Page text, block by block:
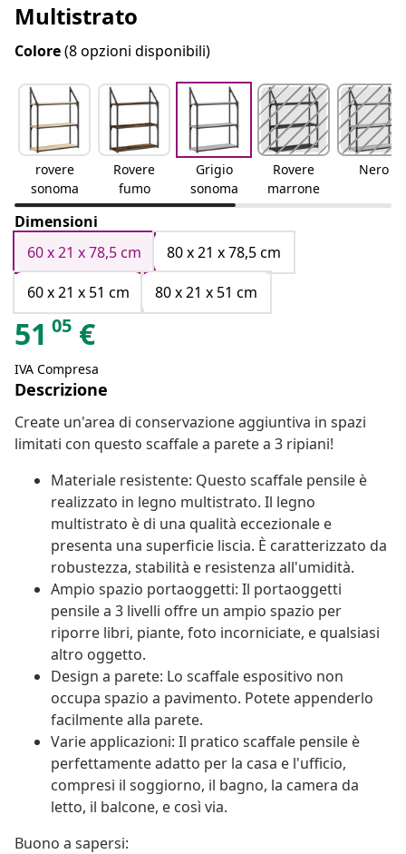
Multistrato
Colore(8 opzioni disponibili)
rovere
sonoma
Rovere
fumo
Grigio
sonoma
Rovere
marrone
Nero
Dimensioni
60 x 21 x 78,5 cm
80 x 21 x 78,5 cm
60 x 21 x 51 cm
80 x 21 x 51 cm
51 05 €
IVA Compresa
Descrizione
Create un'area di conservazione aggiuntiva in spazi
limitati con questo scaffale a parete a 3 ripiani!
Materiale resistente: Questo scaffale pensile è
realizzato in legno multistrato. Il legno
multistrato è di una qualità eccezionale e
presenta una superficie liscia. È caratterizzato da
robustezza, stabilità e resistenza all'umidità.
Ampio spazio portaoggetti: Il portaoggetti
pensile a 3 livelli offre un ampio spazio per
riporre libri, piante, foto incorniciate, e qualsiasi
altro oggetto.
Design a parete: Lo scaffale espositivo non
occupa spazio a pavimento. Potete appenderlo
facilmente alla parete.
Varie applicazioni: Il pratico scaffale pensile è
perfettamente adatto per la casa e l'ufficio,
compresi il soggiorno, il bagno, la camera da
letto, il balcone, e così via.
Buono a sapersi: